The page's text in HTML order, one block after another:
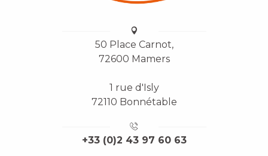
50 Place Carnot,
72600 Mamers
1 rue d'Isly
72110 Bonnétable
+33 (0)2 43 97 60 63